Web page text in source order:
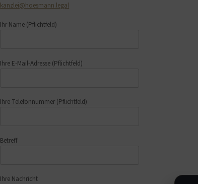
kanzlei@hoesmann.legal
Ihr Name (Pflichtfeld)
Ihre E-Mail-Adresse (Pflichtfeld)
Ihre Telefonnummer (Pflichtfeld)
Betreff
Ihre Nachricht